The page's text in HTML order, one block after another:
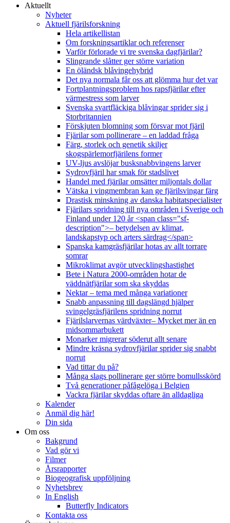
Aktuellt
Nyheter
Aktuell fjärilsforskning
Hela artikellistan
Om forskningsartiklar och referenser
Varför förlorade vi tre svenska dagfjärilar?
Slingrande slåtter ger större variation
En öländsk blåvingehybrid
Det nya normala får oss att glömma hur det var
Fortplantningsproblem hos rapsfjärilar efter
värmestress som larver
Svenska svartfläckiga blåvingar sprider sig i
Storbritannien
Förskjuten blomning som försvar mot fjäril
Fjärilar som pollinerare – en laddad fråga
Färg, storlek och genetik skiljer
skogspärlemorfjärilens former
UV-ljus avslöjar busksnabbvingens larver
Sydrovfjäril har smak för stadslivet
Handel med fjärilar omsätter miljontals dollar
Vätska i vingmembran kan ge fjärilsvingar färg
Drastisk minskning av danska habitatspecialister
Fjärilars spridning till nya områden i Sverige och
Finland under 120 år <span class="sf-
description">– betydelsen av klimat,
landskapstyp och arters särdrag</span>
Spanska kamgräsfjärilar hotas av allt torrare
somrar
Mikroklimat avgör utvecklingshastighet
Bete i Natura 2000-områden hotar de
väddnätfjärilar som ska skyddas
Nektar – tema med många variationer
Snabb anpassning till dagslängd hjälper
svingelgräsfjärilens spridning norrut
Fjärilslarvernas värdväxter– Mycket mer än en
midsommarbukett
Monarker migrerar söderut allt senare
Mindre kräsna sydrovfjärilar sprider sig snabbt
norrut
Vad tittar du på?
Många slags pollinerare ger större bomullsskörd
Två generationer påfågelöga i Belgien
Vackra fjärilar skyddas oftare än alldagliga
Kalender
Anmäl dig här!
Din sida
Om oss
Bakgrund
Vad gör vi
Filmer
Årsrapporter
Biogeografisk uppföljning
Nyhetsbrev
In English
Butterfly Indicators
Kontakta oss